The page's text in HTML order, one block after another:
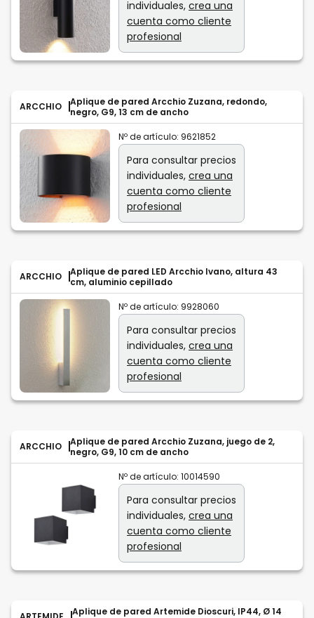
individuales, crea una
cuenta como cliente
profesional
ARCCHIO
Aplique de pared Arcchio Zuzana, redondo,
negro, G9, 13 cm de ancho
Nº de artículo: 9621852
Para consultar precios
individuales, crea una
cuenta como cliente
profesional
ARCCHIO
Aplique de pared LED Arcchio Ivano, altura 43
cm, aluminio cepillado
Nº de artículo: 9928060
Para consultar precios
individuales, crea una
cuenta como cliente
profesional
ARCCHIO
Aplique de pared Arcchio Zuzana, juego de 2,
negro, G9, 10 cm de ancho
Nº de artículo: 10014590
Para consultar precios
individuales, crea una
cuenta como cliente
profesional
Aplique de pared Artemide Dioscuri, IP44, Ø 14